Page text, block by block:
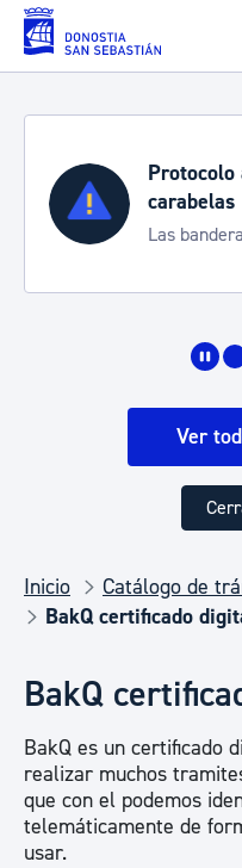
Saltar al contenido
Protocolo
carabelas
Las
Ver
Inicio
Catálogo de
BakQ certificado
BakQ
BakQ es un certificado
realizar muchos
que con el podemos
telemáticamente de
usar.